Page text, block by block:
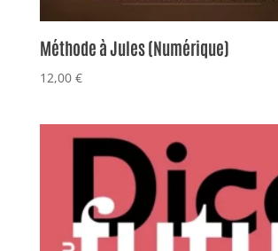
Méthode à Jules (Numérique)
12,00 €